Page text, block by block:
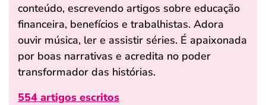
conteúdo, escrevendo artigos sobre educação
financeira, benefícios e trabalhistas. Adora
ouvir música, ler e assistir séries. É apaixonada
por boas narrativas e acredita no poder
transformador das histórias.
554 artigos escritos